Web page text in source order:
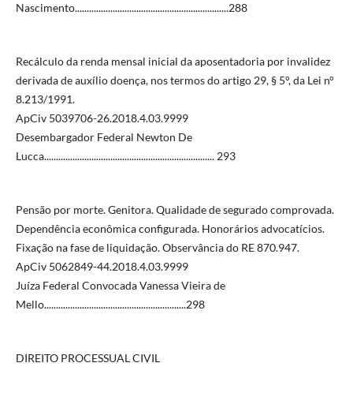
Nascimento.................................................................288
Recálculo da renda mensal inicial da aposentadoria por invalidez
derivada de auxílio doença, nos termos do artigo 29, § 5°, da Lei n°
8.213/1991.
ApCiv 5039706-26.2018.4.03.9999
Desembargador Federal Newton De
Lucca........................................................................ 293
Pensão por morte. Genitora. Qualidade de segurado comprovada.
Dependência econômica configurada. Honorários advocatícios.
Fixação na fase de liquidação. Observância do RE 870.947.
ApCiv 5062849-44.2018.4.03.9999
Juíza Federal Convocada Vanessa Vieira de
Mello............................................................298
DIREITO PROCESSUAL CIVIL